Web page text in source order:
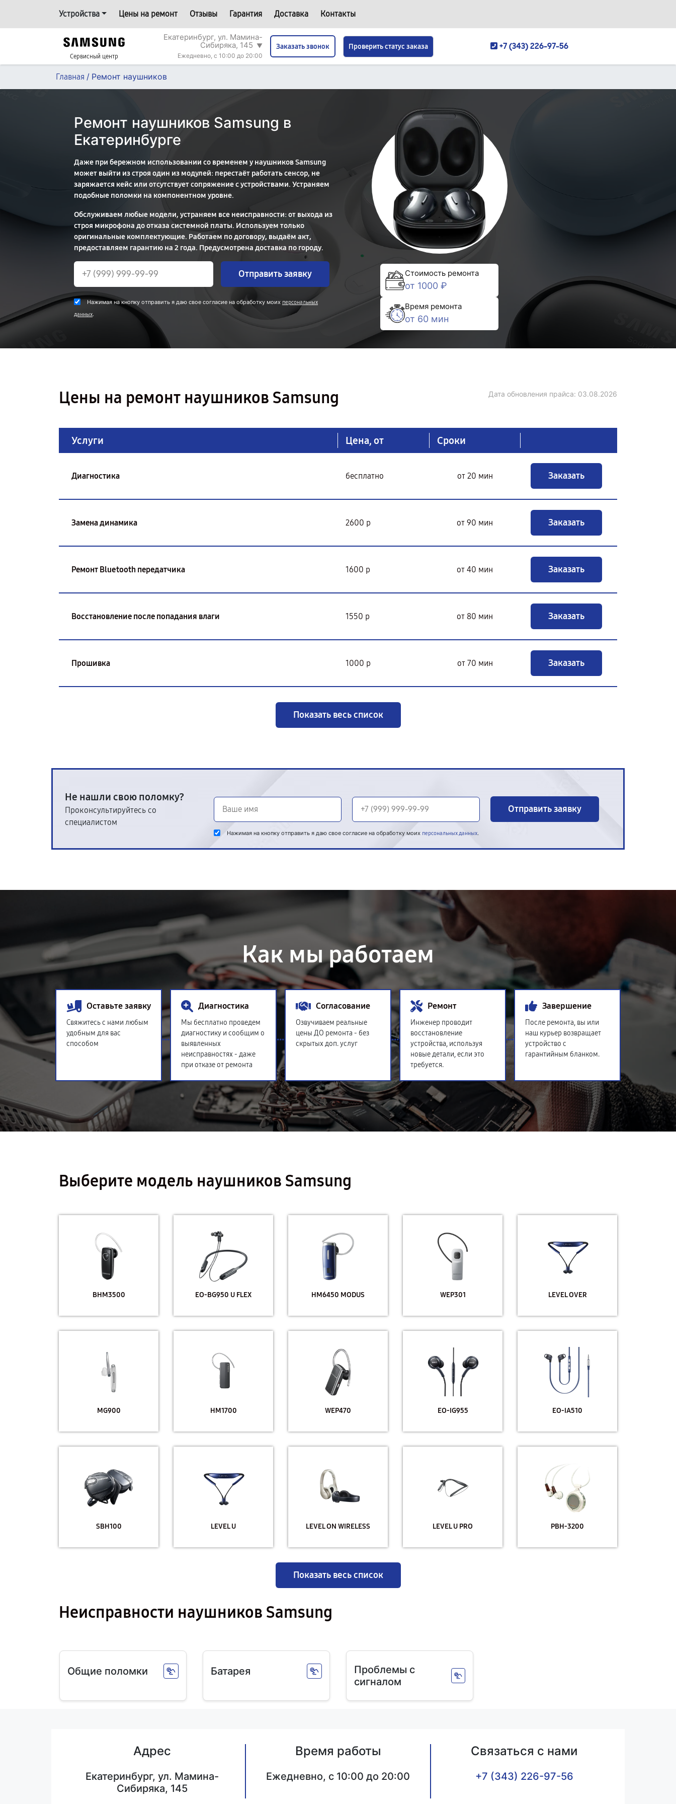
Устройства Цены на ремонт Отзывы Гарантия Доставка Контакты
Сервисный центр
Екатеринбург, ул. Мамина-
Сибиряка, 145 ▼
Ежедневно, с 10:00 до 20:00
Заказать звонок Проверить статус заказа +7 (343) 226-97-56
Главная / Ремонт наушников
Ремонт наушников Samsung в
Екатеринбурге
Даже при бережном использовании со временем у наушников Samsung
может выйти из строя один из модулей: перестаёт работать сенсор, не
заряжается кейс или отсутствует сопряжение с устройствами. Устраняем
подобные поломки на компонентном уровне.
Обслуживаем любые модели, устраняем все неисправности: от выхода из
строя микрофона до отказа системной платы. Используем только
оригинальные комплектующие. Работаем по договору, выдаём акт,
предоставляем гарантию на 2 года. Предусмотрена доставка по городу.
Отправить заявку
Нажимая на кнопку отправить я даю свое согласие на обработку моих персональных
данных.
Стоимость ремонта
от 1000 ₽
Время ремонта
от 60 мин
Цены на ремонт наушников Samsung Дата обновления прайса: 03.08.2026
Услуги Цена, от Сроки
Диагностика бесплатно от 20 мин Заказать
Замена динамика 2600 р от 90 мин Заказать
Ремонт Bluetooth передатчика 1600 р от 40 мин Заказать
Восстановление после попадания влаги 1550 р от 80 мин Заказать
Прошивка 1000 р от 70 мин Заказать
Показать весь список
Не нашли свою поломку?
Проконсультируйтесь со
специалистом
Отправить заявку
Нажимая на кнопку отправить я даю свое согласие на обработку моих персональных данных.
Как мы работаем
Оставьте заявку
Свяжитесь с нами любым
удобным для вас
способом
Диагностика
Мы бесплатно проведем
диагностику и сообщим о
выявленных
неисправностях - даже
при отказе от ремонта
Согласование
Озвучиваем реальные
цены ДО ремонта - без
скрытых доп. услуг
Ремонт
Инженер проводит
восстановление
устройства, используя
новые детали, если это
требуется.
Завершение
После ремонта, вы или
наш курьер возвращает
устройство с
гарантийным бланком.
Выберите модель наушников Samsung
BHM3500 EO-BG950 U FLEX HM6450 MODUS WEP301 LEVEL OVER
MG900 HM1700 WEP470 EO-IG955 EO-IA510
SBH100 LEVEL U LEVEL ON WIRELESS LEVEL U PRO PBH-3200
Показать весь список
Неисправности наушников Samsung
Общие поломки Батарея
Проблемы с
сигналом
Адрес
Екатеринбург, ул. Мамина-
Сибиряка, 145
Время работы
Ежедневно, с 10:00 до 20:00
Связаться с нами
+7 (343) 226-97-56